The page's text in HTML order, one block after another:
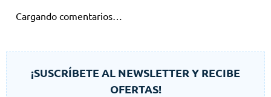
Cargando comentarios…
¡SUSCRÍBETE AL NEWSLETTER Y RECIBE
OFERTAS!